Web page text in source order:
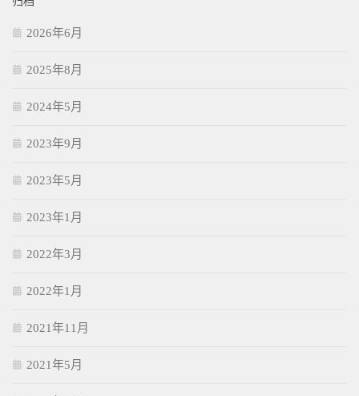
2026年6月
2025年8月
2024年5月
2023年9月
2023年5月
2023年1月
2022年3月
2022年1月
2021年11月
2021年5月